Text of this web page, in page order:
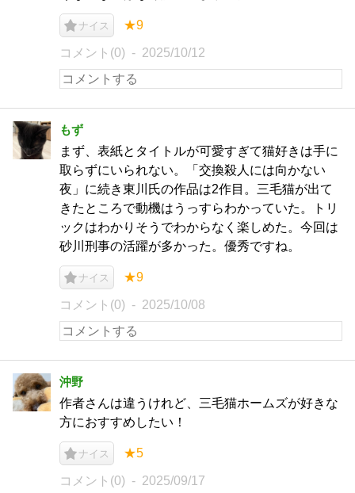
ナイス ★9
コメント(0) 2025/10/12
もず
まず、表紙とタイトルが可愛すぎて猫好きは手に
取らずにいられない。「交換殺人には向かない
夜」に続き東川氏の作品は2作目。三毛猫が出て
きたところで動機はうっすらわかっていた。トリ
ックはわかりそうでわからなく楽しめた。今回は
砂川刑事の活躍が多かった。優秀ですね。
ナイス ★9
コメント(0) 2025/10/08
沖野
作者さんは違うけれど、三毛猫ホームズが好きな
方におすすめしたい！
ナイス ★5
コメント(0) 2025/09/17